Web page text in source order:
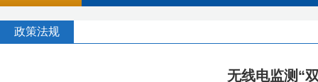
政策法规
无线电监测“